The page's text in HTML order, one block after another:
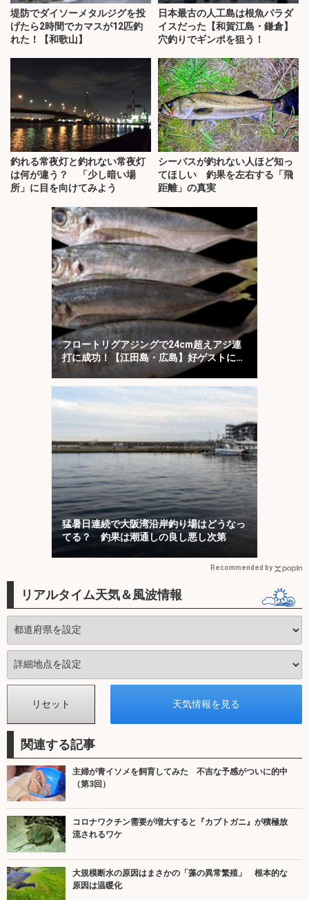
堤防でダイソーメタルジグを投
げたら2時間でカマスが12匹釣
れた！【和歌山】
日本最古の人工島は根魚パラダ
イスだった【和賀江島・鎌倉】
穴釣りでギンポを狙う！
釣れる常夜灯と釣れない常夜灯
は何が違う？ 「少し暗い場
所」に目を向けてみよう
シーバスが釣れない人ほど知っ
てほしい 釣果を左右する「飛
距離」の真実
フロートリグアジングで24cm超えアジ連
打に成功！【江田島・広島】好ゲストに
45cmマダイ
猛暑日連続で大阪湾沿岸釣り場はどうなっ
てる？ 釣果は潮通しの良し悪し次第
Recommended by
リアルタイム天気＆風波情報
関連する記事
主婦が青イソメを飼育してみた 不吉な予感がついに的中
（第3回）
コロナワクチン需要が増大すると『カブトガニ』が積極放
流されるワケ
大規模断水の原因はまさかの「藻の異常繁殖」 根本的な
原因は温暖化